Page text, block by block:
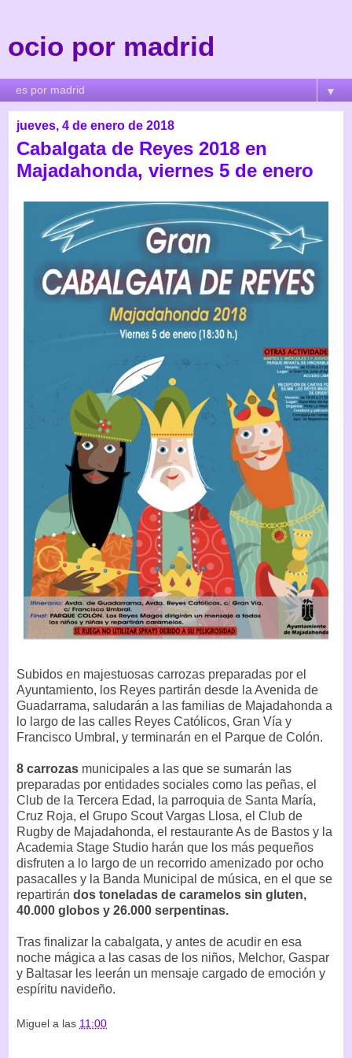
ocio por madrid
▼
jueves, 4 de enero de 2018
Cabalgata de Reyes 2018 en
Majadahonda, viernes 5 de enero
Subidos en majestuosas carrozas preparadas por el
Ayuntamiento, los Reyes partirán desde la Avenida de
Guadarrama, saludarán a las familias de Majadahonda a
lo largo de las calles Reyes Católicos, Gran Vía y
Francisco Umbral, y terminarán en el Parque de Colón.
8 carrozas municipales a las que se sumarán las
preparadas por entidades sociales como las peñas, el
Club de la Tercera Edad, la parroquia de Santa María,
Cruz Roja, el Grupo Scout Vargas Llosa, el Club de
Rugby de Majadahonda, el restaurante As de Bastos y la
Academia Stage Studio harán que los más pequeños
disfruten a lo largo de un recorrido amenizado por ocho
pasacalles y la Banda Municipal de música, en el que se
repartirán dos toneladas de caramelos sin gluten,
40.000 globos y 26.000 serpentinas.
Tras finalizar la cabalgata, y antes de acudir en esa
noche mágica a las casas de los niños, Melchor, Gaspar
y Baltasar les leerán un mensaje cargado de emoción y
espíritu navideño.
Miguel a las 11:00